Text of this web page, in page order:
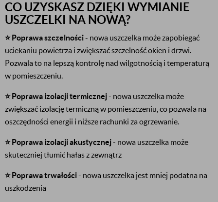
CO UZYSKASZ DZIĘKI WYMIANIE
USZCZELKI NA NOWĄ?
⭐️ Poprawa szczelności- nowa uszczelka może zapobiegać
uciekaniu powietrza i zwiększać szczelność okien i drzwi.
Pozwala to na lepszą kontrolę nad wilgotnością i temperaturą
w pomieszczeniu.
⭐️ Poprawa izolacji termicznej- nowa uszczelka może
zwiększać izolację termiczną w pomieszczeniu, co pozwala na
oszczędności energii i niższe rachunki za ogrzewanie.
⭐️ Poprawa izolacji akustycznej- nowa uszczelka może
skuteczniej tłumić hałas z zewnątrz
⭐️ Poprawa trwałości- nowa uszczelka jest mniej podatna na
uszkodzenia